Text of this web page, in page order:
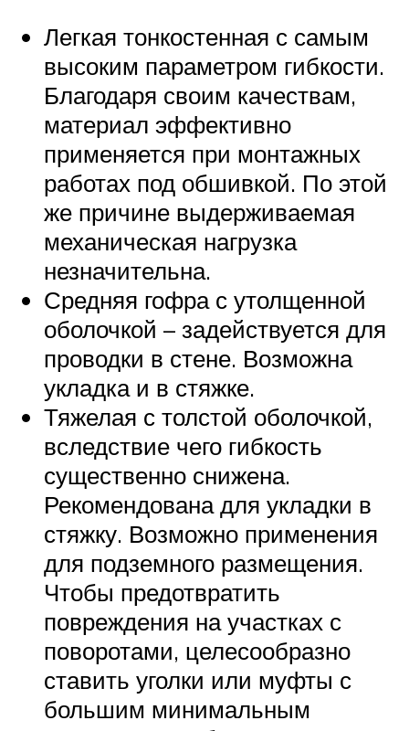
Легкая тонкостенная с самым
высоким параметром гибкости.
Благодаря своим качествам,
материал эффективно
применяется при монтажных
работах под обшивкой. По этой
же причине выдерживаемая
механическая нагрузка
незначительна.
Средняя гофра с утолщенной
оболочкой – задействуется для
проводки в стене. Возможна
укладка и в стяжке.
Тяжелая с толстой оболочкой,
вследствие чего гибкость
существенно снижена.
Рекомендована для укладки в
стяжку. Возможно применения
для подземного размещения.
Чтобы предотвратить
повреждения на участках с
поворотами, целесообразно
ставить уголки или муфты с
большим минимальным